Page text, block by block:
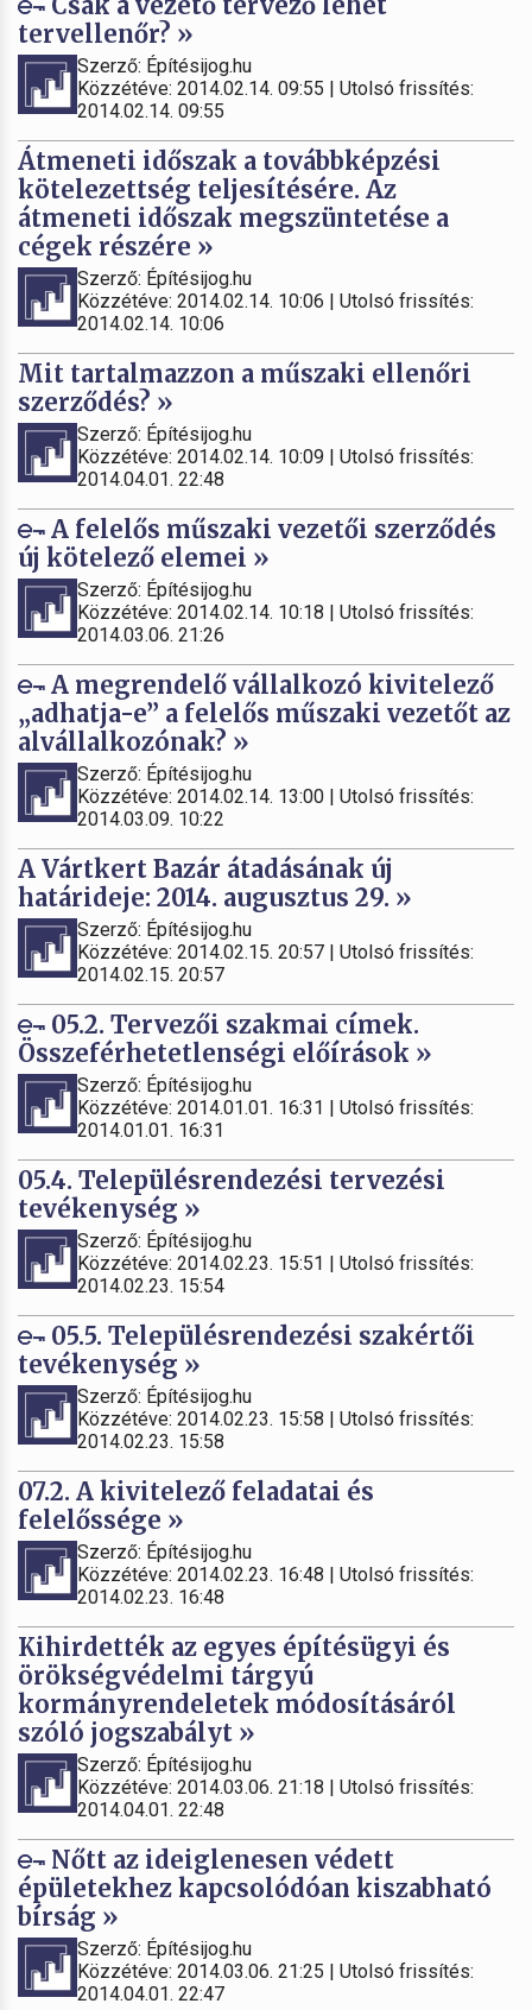
tervellenőr? »
Szerző: Építésijog.hu
Közzétéve: 2014.02.14. 09:55 | Utolsó frissítés:
2014.02.14. 09:55
Átmeneti időszak a továbbképzési
kötelezettség teljesítésére. Az
átmeneti időszak megszüntetése a
cégek részére »
Szerző: Építésijog.hu
Közzétéve: 2014.02.14. 10:06 | Utolsó frissítés:
2014.02.14. 10:06
Mit tartalmazzon a műszaki ellenőri
szerződés? »
Szerző: Építésijog.hu
Közzétéve: 2014.02.14. 10:09 | Utolsó frissítés:
2014.04.01. 22:48
A felelős műszaki vezetői szerződés
új kötelező elemei »
Szerző: Építésijog.hu
Közzétéve: 2014.02.14. 10:18 | Utolsó frissítés:
2014.03.06. 21:26
A megrendelő vállalkozó kivitelező
„adhatja-e” a felelős műszaki vezetőt az
alvállalkozónak? »
Szerző: Építésijog.hu
Közzétéve: 2014.02.14. 13:00 | Utolsó frissítés:
2014.03.09. 10:22
A Vártkert Bazár átadásának új
határideje: 2014. augusztus 29. »
Szerző: Építésijog.hu
Közzétéve: 2014.02.15. 20:57 | Utolsó frissítés:
2014.02.15. 20:57
05.2. Tervezői szakmai címek.
Összeférhetetlenségi előírások »
Szerző: Építésijog.hu
Közzétéve: 2014.01.01. 16:31 | Utolsó frissítés:
2014.01.01. 16:31
05.4. Településrendezési tervezési
tevékenység »
Szerző: Építésijog.hu
Közzétéve: 2014.02.23. 15:51 | Utolsó frissítés:
2014.02.23. 15:54
05.5. Településrendezési szakértői
tevékenység »
Szerző: Építésijog.hu
Közzétéve: 2014.02.23. 15:58 | Utolsó frissítés:
2014.02.23. 15:58
07.2. A kivitelező feladatai és
felelőssége »
Szerző: Építésijog.hu
Közzétéve: 2014.02.23. 16:48 | Utolsó frissítés:
2014.02.23. 16:48
Kihirdették az egyes építésügyi és
örökségvédelmi tárgyú
kormányrendeletek módosításáról
szóló jogszabályt »
Szerző: Építésijog.hu
Közzétéve: 2014.03.06. 21:18 | Utolsó frissítés:
2014.04.01. 22:48
Nőtt az ideiglenesen védett
épületekhez kapcsolódóan kiszabható
bírság »
Szerző: Építésijog.hu
Közzétéve: 2014.03.06. 21:25 | Utolsó frissítés:
2014.04.01. 22:47